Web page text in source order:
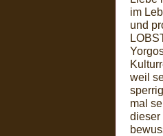
im
und
weil
mal
dieser